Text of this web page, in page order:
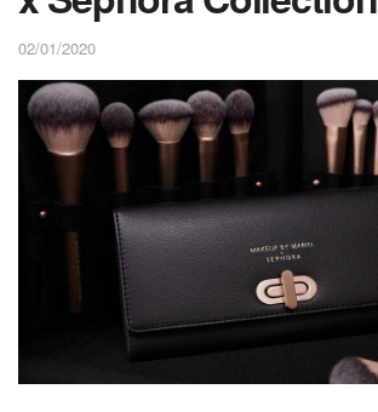
02/01/2020